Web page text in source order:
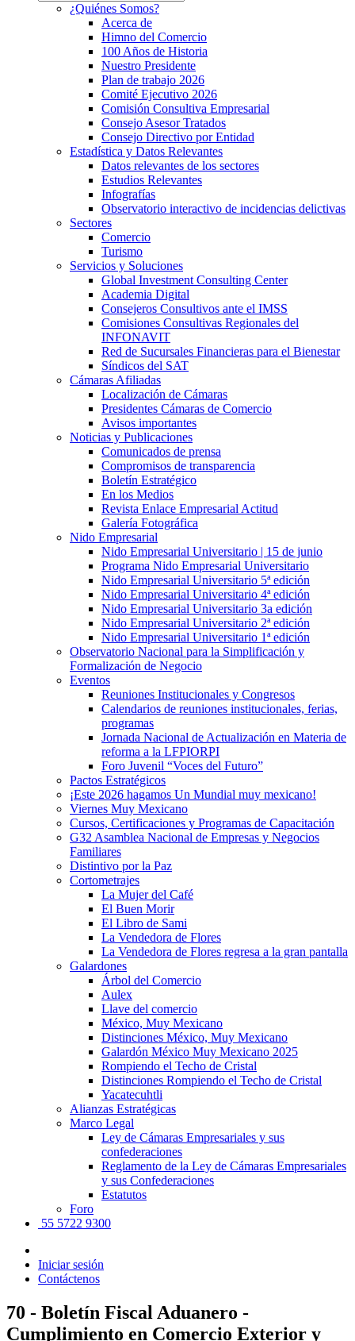
¿Quiénes Somos?
Acerca de
Himno del Comercio
100 Años de Historia
Nuestro Presidente
Plan de trabajo 2026
Comité Ejecutivo 2026
Comisión Consultiva Empresarial
Consejo Asesor Tratados
Consejo Directivo por Entidad
Estadística y Datos Relevantes
Datos relevantes de los sectores
Estudios Relevantes
Infografías
Observatorio interactivo de incidencias delictivas
Sectores
Comercio
Turismo
Servicios y Soluciones
Global Investment Consulting Center
Academia Digital
Consejeros Consultivos ante el IMSS
Comisiones Consultivas Regionales del
INFONAVIT
Red de Sucursales Financieras para el Bienestar
Síndicos del SAT
Cámaras Afiliadas
Localización de Cámaras
Presidentes Cámaras de Comercio
Avisos importantes
Noticias y Publicaciones
Comunicados de prensa
Compromisos de transparencia
Boletín Estratégico
En los Medios
Revista Enlace Empresarial Actitud
Galería Fotográfica
Nido Empresarial
Nido Empresarial Universitario | 15 de junio
Programa Nido Empresarial Universitario
Nido Empresarial Universitario 5ª edición
Nido Empresarial Universitario 4ª edición
Nido Empresarial Universitario 3a edición
Nido Empresarial Universitario 2ª edición
Nido Empresarial Universitario 1ª edición
Observatorio Nacional para la Simplificación y
Formalización de Negocio
Eventos
Reuniones Institucionales y Congresos
Calendarios de reuniones institucionales, ferias,
programas
Jornada Nacional de Actualización en Materia de
reforma a la LFPIORPI
Foro Juvenil “Voces del Futuro”
Pactos Estratégicos
¡Este 2026 hagamos Un Mundial muy mexicano!
Viernes Muy Mexicano
Cursos, Certificaciones y Programas de Capacitación
G32 Asamblea Nacional de Empresas y Negocios
Familiares
Distintivo por la Paz
Cortometrajes
La Mujer del Café
El Buen Morir
El Libro de Sami
La Vendedora de Flores
La Vendedora de Flores regresa a la gran pantalla
Galardones
Árbol del Comercio
Aulex
Llave del comercio
México, Muy Mexicano
Distinciones México, Muy Mexicano
Galardón México Muy Mexicano 2025
Rompiendo el Techo de Cristal
Distinciones Rompiendo el Techo de Cristal
Yacatecuhtli
Alianzas Estratégicas
Marco Legal
Ley de Cámaras Empresariales y sus
confederaciones
Reglamento de la Ley de Cámaras Empresariales
y sus Confederaciones
Estatutos
Foro
55 5722 9300
Iniciar sesión
Contáctenos
70 - Boletín Fiscal Aduanero -
Cumplimiento en Comercio Exterior y